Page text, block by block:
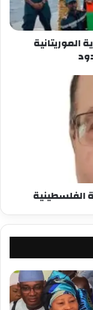
الموريتانية
الفلسطينية